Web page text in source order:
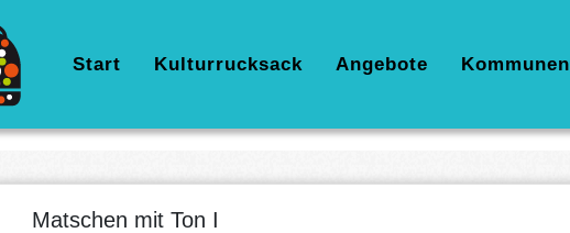
Hauptnavigation
Start Kulturrucksack Angebote Kommunen
Matschen mit Ton I